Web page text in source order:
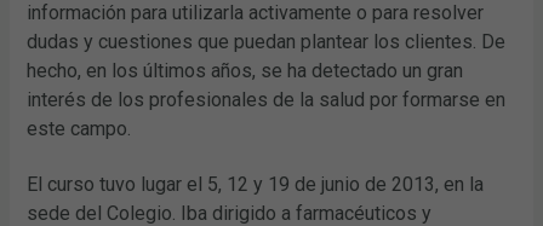
información para utilizarla activamente o para resolver
dudas y cuestiones que puedan plantear los clientes. De
hecho, en los últimos años, se ha detectado un gran
interés de los profesionales de la salud por formarse en
este campo.
El curso tuvo lugar el 5, 12 y 19 de junio de 2013, en la
sede del Colegio. Iba dirigido a farmacéuticos y